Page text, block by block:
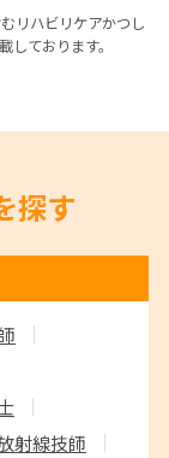
リハビリケアかつし
ております。
探す
射線技師